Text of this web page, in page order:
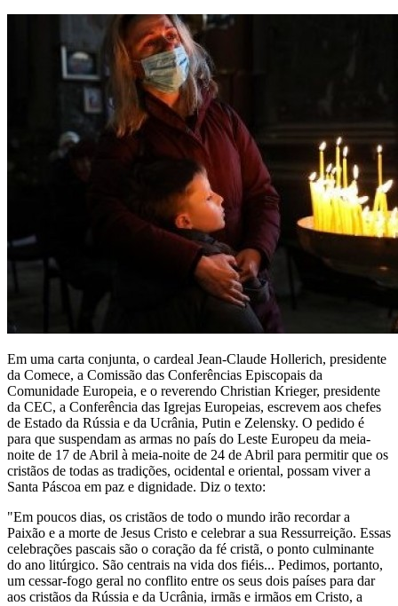
Em uma carta conjunta, o cardeal Jean-Claude Hollerich, presidente
da Comece, a Comissão das Conferências Episcopais da
Comunidade Europeia, e o reverendo Christian Krieger, presidente
da CEC, a Conferência das Igrejas Europeias, escrevem aos chefes
de Estado da Rússia e da Ucrânia, Putin e Zelensky. O pedido é
para que suspendam as armas no país do Leste Europeu da meia-
noite de 17 de Abril à meia-noite de 24 de Abril para permitir que os
cristãos de todas as tradições, ocidental e oriental, possam viver a
Santa Páscoa em paz e dignidade. Diz o texto:
"Em poucos dias, os cristãos de todo o mundo irão recordar a
Paixão e a morte de Jesus Cristo e celebrar a sua Ressurreição. Essas
celebrações pascais são o coração da fé cristã, o ponto culminante
do ano litúrgico. São centrais na vida dos fiéis... Pedimos, portanto,
um cessar-fogo geral no conflito entre os seus dois países para dar
aos cristãos da Rússia e da Ucrânia, irmãs e irmãos em Cristo, a